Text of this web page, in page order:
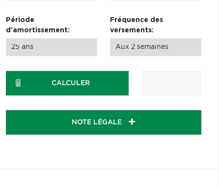
Période
d'amortissement:
Fréquence des
versements:
CALCULER
NOTE LÉGALE